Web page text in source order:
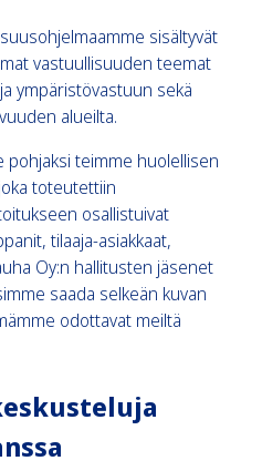
sisältyvät
vastuullisuuden teemat
ympäristövastuun sekä
alueilta.
pohjaksi teimme huolellisen
toteutettiin
osallistuivat
tilaaja-asiakkaat,
Oy:n hallitusten jäsenet
saada selkeän kuvan
odottavat meiltä